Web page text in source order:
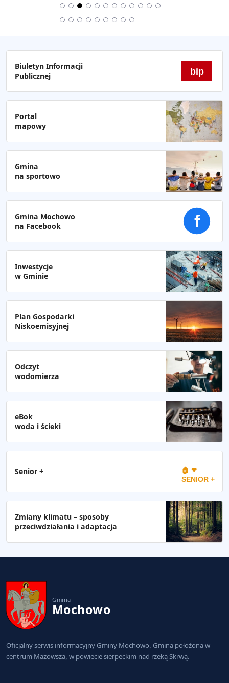
Biuletyn Informacji
Publicznej
bip
Portal
mapowy
Gmina
na sportowo
Gmina Mochowo
na Facebook
f
Inwestycje
w Gminie
Plan Gospodarki
Niskoemisyjnej
Odczyt
wodomierza
eBok
woda i ścieki
Senior + 🏠 ❤
SENIOR +
Zmiany klimatu – sposoby
przeciwdziałania i adaptacja
Gmina
Mochowo
Oficjalny serwis informacyjny Gminy Mochowo. Gmina położona w
centrum Mazowsza, w powiecie sierpeckim nad rzeką Skrwą.